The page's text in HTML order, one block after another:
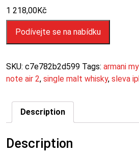
1 218,00Kč
Podívejte se na nabídku
SKU: c7e782b2d599 Tags: armani
note air 2, single malt whisky, sleva
Description
Description